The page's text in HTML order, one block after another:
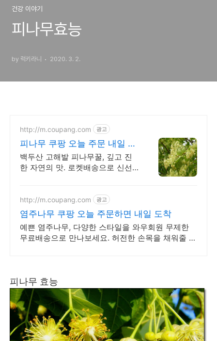
건강 이야기
피나무효능
by 럭키라니 2020. 3. 2.
http://m.coupang.com 광고
피나무 쿠팡 오늘 주문 내일 도
착
백두산 고해발 피나무꿀, 깊고 진
한 자연의 맛. 로켓배송으로 신선
달콤함.
http://m.coupang.com 광고
염주나무 쿠팡 오늘 주문하면 내일 도착
예쁜 염주나무, 다양한 스타일을 와우회원 무제한
무료배송으로 만나보세요. 허전한 손목을 채워줄 디
피나무 효능